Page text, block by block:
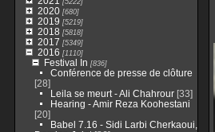
2020[680]
2019 [5219]
2018 [5818]
2017 [5349]
2016 [1110]
Festival In [836]
Conférence de presse de clôture
[28]
Leila se meurt - Ali Chahrour[33]
Hearing - Amir Reza Koohestani
[20]
Babel 7.16 - Sidi Larbi Cherkaoui,